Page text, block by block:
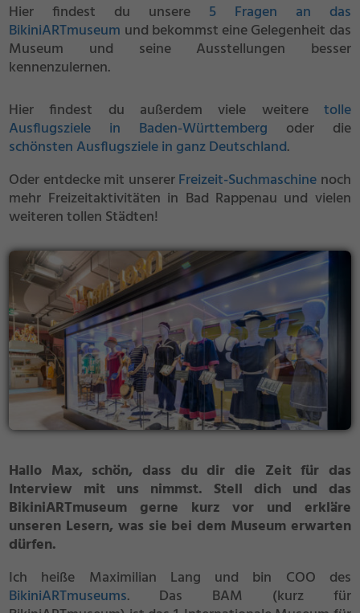
Hier findest du unsere 5 Fragen an das
BikiniARTmuseum und bekommst eine Gelegenheit das
Museum und seine Ausstellungen besser
kennenzulernen.
Hier findest du außerdem viele weitere tolle
Ausflugsziele in Baden-Württemberg oder die
schönsten Ausflugsziele in ganz Deutschland.
Oder entdecke mit unsererFreizeit-Suchmaschine noch
mehr Freizeitaktivitäten in Bad Rappenau und vielen
weiteren tollen Städten!
Hallo Max, schön, dass du dir die Zeit für das
Interview mit uns nimmst. Stell dich und das
BikiniARTmuseum gerne kurz vor und erkläre
unseren Lesern, was sie bei dem Museum erwarten
dürfen.
Ich heiße Maximilian Lang und bin COO des
BikiniARTmuseums. Das BAM (kurz für